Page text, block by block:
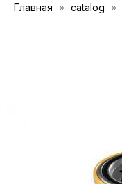
Главная catalog